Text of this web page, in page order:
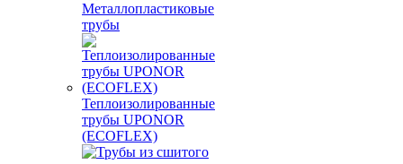
Металлопластиковые
трубы
Теплоизолированные
трубы UPONOR
(ECOFLEX)